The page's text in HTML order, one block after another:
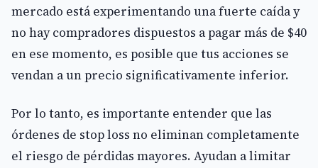
mercado está experimentando una fuerte caída y
no hay compradores dispuestos a pagar más de $40
en ese momento, es posible que tus acciones se
vendan a un precio significativamente inferior.
Por lo tanto, es importante entender que las
órdenes de stop loss no eliminan completamente
el riesgo de pérdidas mayores. Ayudan a limitar